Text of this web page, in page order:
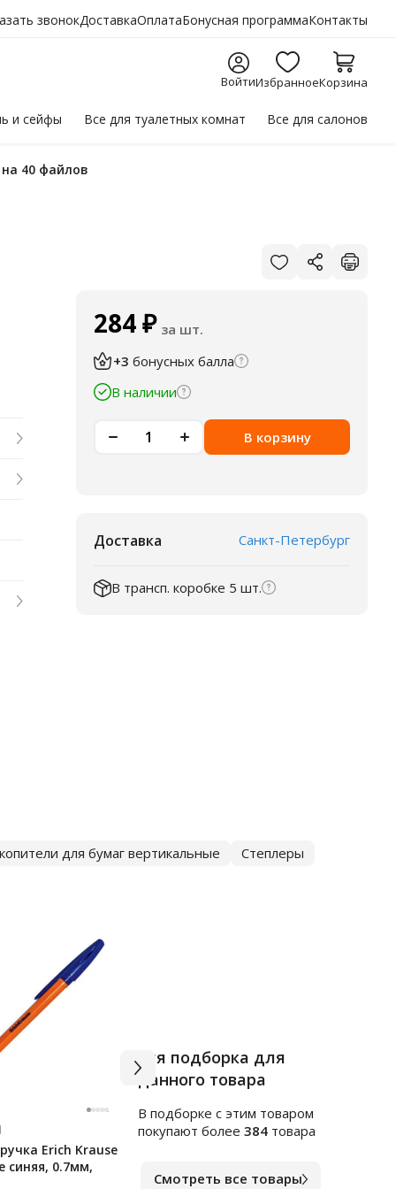
звонокДоставкаОплатаБонусная программаКонтакты
ВойтиИзбранноеКорзина
и сейфы Все для туалетных комнат Все для салонов
на 40 файлов
284₽ за шт.
+3 бонусных балла
В наличии
В корзину
Доставка Санкт-Петербург
В трансп. коробке 5 шт.
для бумаг вертикальные
Степлеры
Erich Krause
синяя, 0.7мм,
Арт.ф122341
цвета, 90х90х90мм
Вся подборка для
данного товара
В подборке c этим товаром
покупают более 384 товара
Смотреть все товары